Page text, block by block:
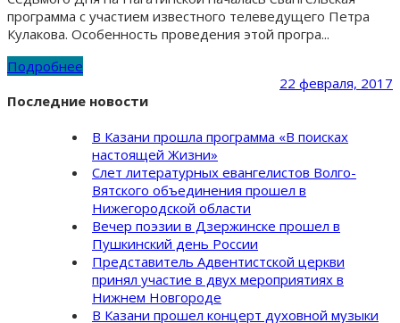
программа с участием известного телеведущего Петра
Кулакова. Особенность проведения этой програ...
Подробнее
22 февраля, 2017
Последние новости
В Казани прошла программа «В поисках
настоящей Жизни»
Слет литературных евангелистов Волго-
Вятского объединения прошел в
Нижегородской области
Вечер поэзии в Дзержинске прошел в
Пушкинский день России
Представитель Адвентистской церкви
принял участие в двух мероприятиях в
Нижнем Новгороде
В Казани прошел концерт духовной музыки